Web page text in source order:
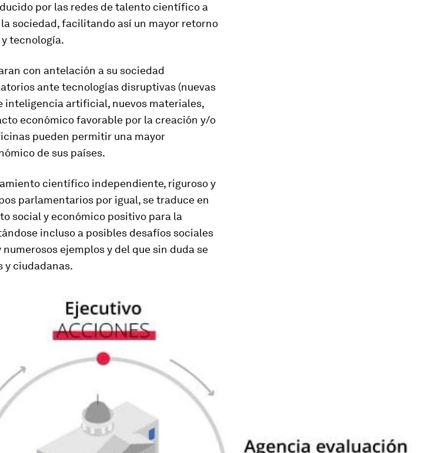
por las redes de talento científico a
sociedad, facilitando así un mayor retorno
tecnología.
con antelación a su sociedad
ante tecnologías disruptivas (nuevas
inteligencia artificial, nuevos materiales,
económico favorable por la creación y/o
pueden permitir una mayor
de sus países.
científico independiente, riguroso y
parlamentarios por igual, se traduce en
social y económico positivo para la
incluso a posibles desafíos sociales
ejemplos y del que sin duda se
y ciudadanas.